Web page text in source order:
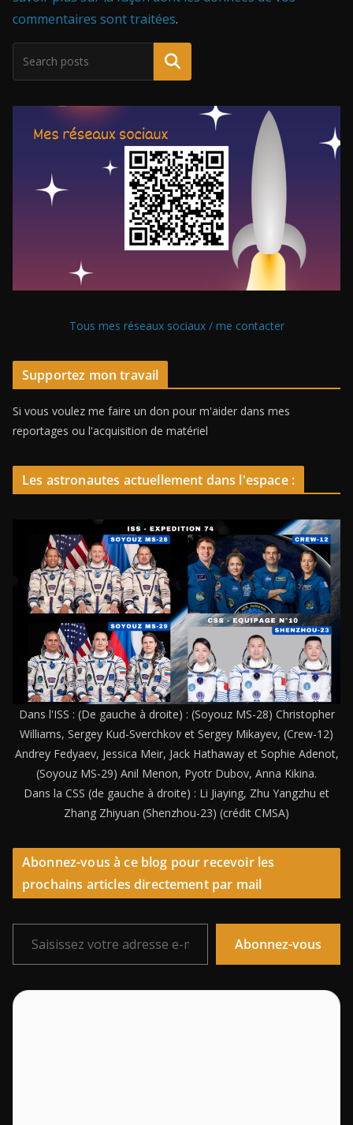
commentaires sont traitées.
Tous mes réseaux sociaux / me contacter
Supportez mon travail
Si vous voulez me faire un don pour m'aider dans mes
reportages ou l'acquisition de matériel
Les astronautes actuellement dans l'espace :
Dans l'ISS : (De gauche à droite) : (Soyouz MS-28) Christopher
Williams, Sergey Kud-Sverchkov et Sergey Mikayev, (Crew-12)
Andrey Fedyaev, Jessica Meir, Jack Hathaway et Sophie Adenot,
(Soyouz MS-29) Anil Menon, Pyotr Dubov, Anna Kikina.
Dans la CSS (de gauche à droite) : Li Jiaying, Zhu Yangzhu et
Zhang Zhiyuan (Shenzhou-23) (crédit CMSA)
Abonnez-vous à ce blog pour recevoir les
prochains articles directement par mail
Saisissez votre adresse e-mail…
Abonnez-vous